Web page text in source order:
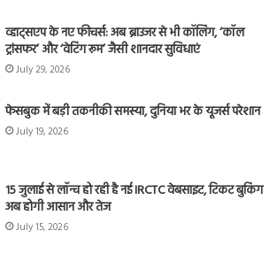
व्हाट्सएप के नए फीचर्स: अब ब्राउजर से भी कॉलिंग, ‘कॉल
ट्रांसफर’ और ‘वेटिंग रूम’ जैसी शानदार सुविधाएं
July 29, 2026
फेसबुक में बड़ी तकनीकी समस्या, दुनिया भर के यूजर्स परेशान
July 19, 2026
15 जुलाई से लॉन्च हो रही है नई IRCTC वेबसाइट, टिकट बुकिंग
अब होगी आसान और तेज
July 15, 2026